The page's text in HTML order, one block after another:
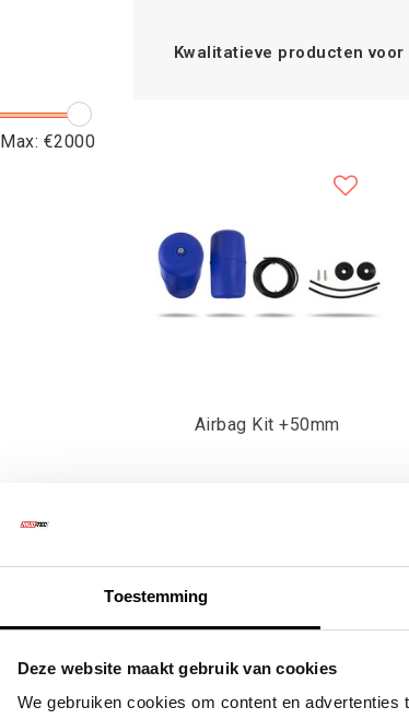
Toestemming
Deze website maakt gebruik van cookies
We gebruiken cookies om content en
Max: €2000
Kwalitatieve producten
Airbag Kit +50mm
Je Subaru Forester is gemaakt
een drempel met bepakking laat